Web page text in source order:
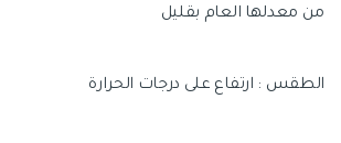
من معدلها العام بقليل
الطقس : ارتفاع على درجات الحرارة